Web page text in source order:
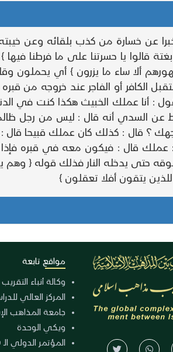
عن خسارة من كذب بلقائه وعن
قالوا يا حسرتنا على ما فرطنا
ألا ساء ما يزرون } أي يحملون
الكافر أو الفاجر عند خروجه من
: أنا عملك الخبيث هكذا كنت في
عن السدي أنه قال : ليس من رجل
؟ قال : كذلك كان عملك قبيحا قال
قال : فيكون معه في قبره فإذا
حتى يدخله النار فذلك قوله { وهم
للذين يتقون أفلا تعقلون }
مواقع تابعة
وكالة أنباء التقريب
المركز العالي
جامعة المذاهب
ويكي الوحدة
المؤتمر الدولي الـ 39 للوحدة الإسلامية